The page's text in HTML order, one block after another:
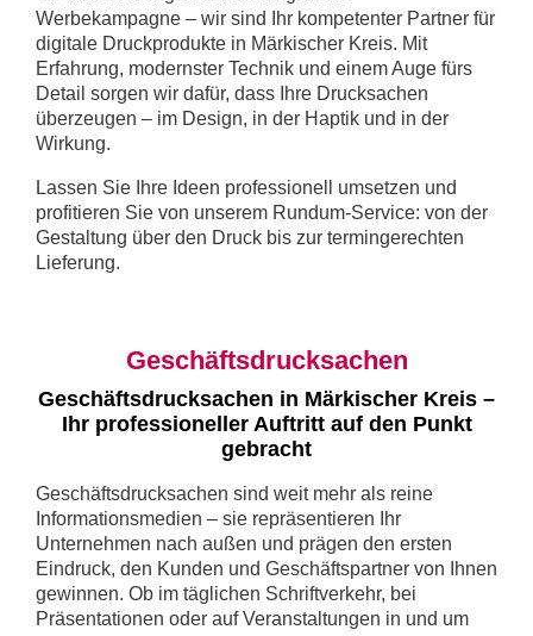
Werbekampagne – wir sind Ihr kompetenter Partner für
digitale Druckprodukte in Märkischer Kreis. Mit
Erfahrung, modernster Technik und einem Auge fürs
Detail sorgen wir dafür, dass Ihre Drucksachen
überzeugen – im Design, in der Haptik und in der
Wirkung.
Lassen Sie Ihre Ideen professionell umsetzen und
profitieren Sie von unserem Rundum-Service: von der
Gestaltung über den Druck bis zur termingerechten
Lieferung.
Geschäftsdrucksachen
Geschäftsdrucksachen in Märkischer Kreis –
Ihr professioneller Auftritt auf den Punkt
gebracht
Geschäftsdrucksachen sind weit mehr als reine
Informationsmedien – sie repräsentieren Ihr
Unternehmen nach außen und prägen den ersten
Eindruck, den Kunden und Geschäftspartner von Ihnen
gewinnen. Ob im täglichen Schriftverkehr, bei
Präsentationen oder auf Veranstaltungen in und um